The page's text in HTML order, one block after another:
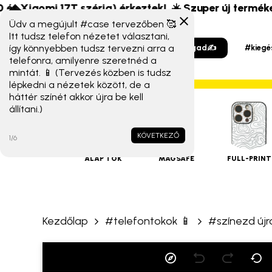
Skip
to
main
content
17T széria) érkeztek!☀️ Szuper új termékek
#tervezzmagad✍️
ALAP TOK MAGSAFE FULL-PRINT
Kezdőlap #telefontokok 📱 #színezd
Üdv a megújult #case tervezőben 🥰
Itt tudsz telefon nézetet választani,
így könnyebben tudsz tervezni arra a
telefonra, amilyenre szeretnéd a
mintát. 📱 (Tervezés közben is tudsz
lépkedni a nézetek között, de a
háttér színét akkor újra be kell
állítani.)
KÖVETKEZŐ
1/6